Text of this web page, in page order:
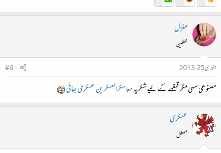
مغزل
محفلین
جنوری 25، 2013
#6
مصنوعی سہی مگر قہقہے کے لیے شکریہمعاسکرالعسکرین عسکری بھائی
عسکری
معطل